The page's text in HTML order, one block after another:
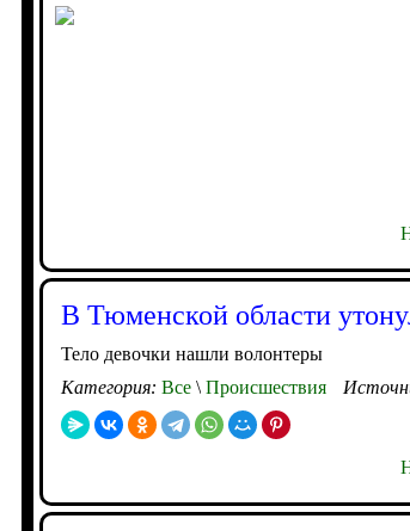
В Тюменской области
Тело девочки нашли волонтеры
Категория: Все \ Происшествия